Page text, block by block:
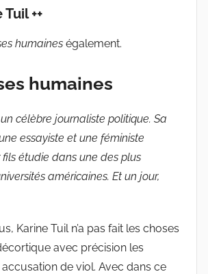
++
humaines également.
humaines
célèbre journaliste politique. Sa
essayiste et une féministe
étudie dans une des plus
américaines. Et un jour,
Karine Tuil n’a pas fait les choses
avec précision les
accusation de viol. Avec dans ce